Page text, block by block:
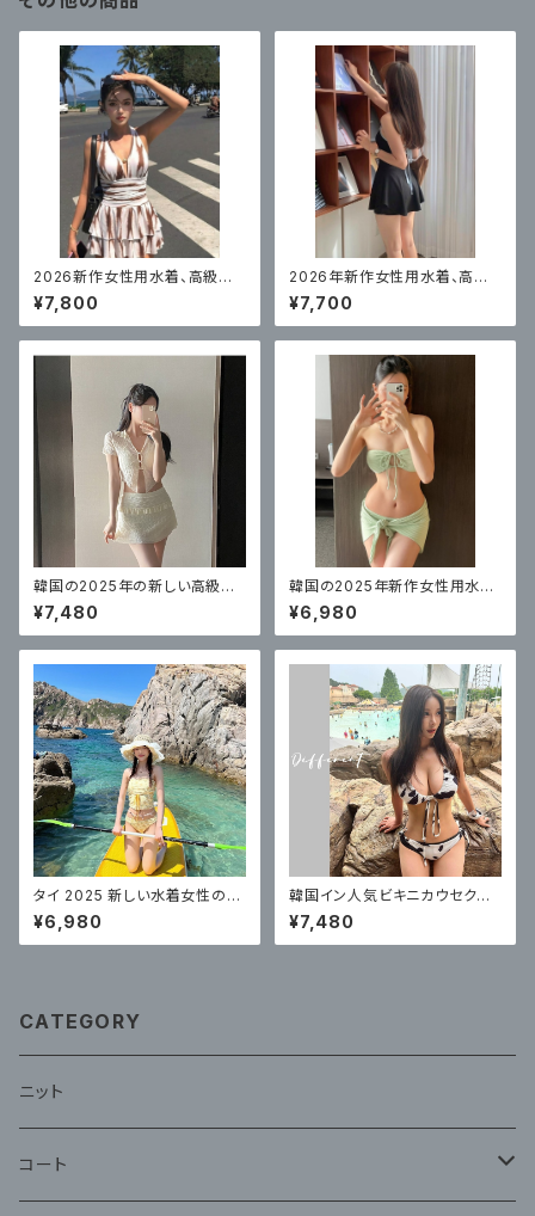
2026新作女性用水着、高級ス
カート風ワンピース、体型カバー
¥7,800
2026年新作女性用水着、高級
ワンピーススカート、ボクサーア
ングル、コンサバ、お腹カバー水
着、ブラックバケーション
¥7,700
韓国の2025年の新しい高級レ
ース水着、女性のセクシーなビ
キニ4点セット
¥7,480
韓国の2025年新作女性用水
着、セクシーな女の子がビーチ
でセクシーに見せるための高級
バンドゥビキニ3点セット
¥6,980
タイ 2025 新しい水着女性のス
プリットトライアングルプリント
ハイエンドビキニ
¥6,980
韓国イン人気ビキニカウセクシ
ーなホルターネックストラップ三
点水着
¥7,480
CATEGORY
ニット
コート